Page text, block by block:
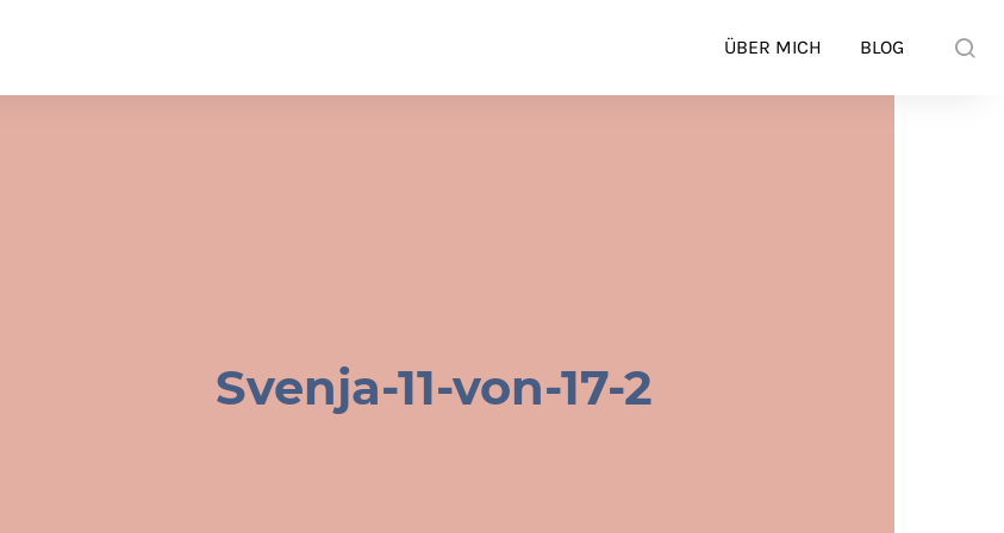
ÜBER MICH BLOG
Svenja-11-von-17-2